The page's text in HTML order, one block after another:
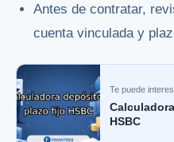
Antes de contratar,
cuenta vinculada y
Te puede
HSBC